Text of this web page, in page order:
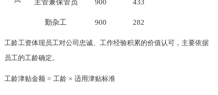
主管兼保管员 900 433
勤杂工 900 282
工龄工资体现员工对公司忠诚、工作经验积累的价值认可，主要依据
员工的工龄确定。
工龄津贴金额 = 工龄 × 适用津贴标准